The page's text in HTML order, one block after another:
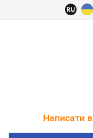
Написати в